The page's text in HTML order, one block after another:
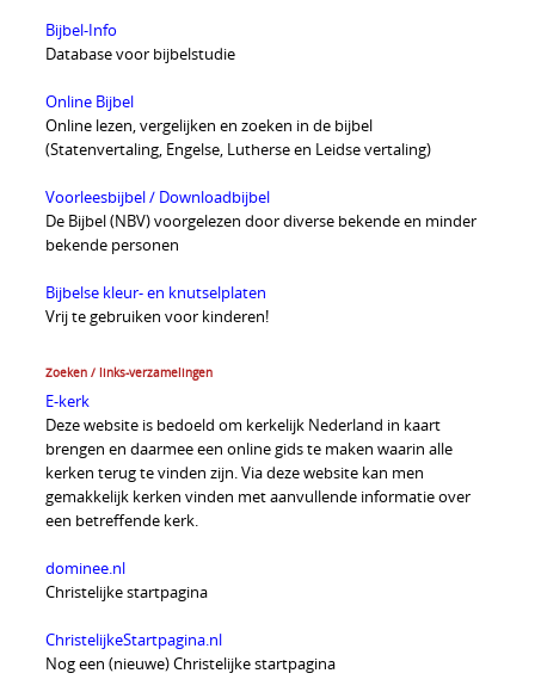
Bijbel-Info
Database voor bijbelstudie
Online Bijbel
Online lezen, vergelijken en zoeken in de bijbel
(Statenvertaling, Engelse, Lutherse en Leidse vertaling)
Voorleesbijbel / Downloadbijbel
De Bijbel (NBV) voorgelezen door diverse bekende en minder
bekende personen
Bijbelse kleur- en knutselplaten
Vrij te gebruiken voor kinderen!
Zoeken / links-verzamelingen
E-kerk
Deze website is bedoeld om kerkelijk Nederland in kaart
brengen en daarmee een online gids te maken waarin alle
kerken terug te vinden zijn. Via deze website kan men
gemakkelijk kerken vinden met aanvullende informatie over
een betreffende kerk.
dominee.nl
Christelijke startpagina
ChristelijkeStartpagina.nl
Nog een (nieuwe) Christelijke startpagina